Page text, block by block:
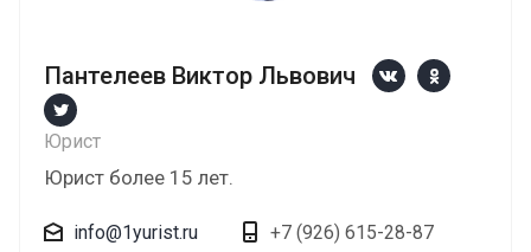
Пантелеев Виктор Львович
Юрист
Юрист более 15 лет.
info@1yurist.ru +7 (926) 615-28-87